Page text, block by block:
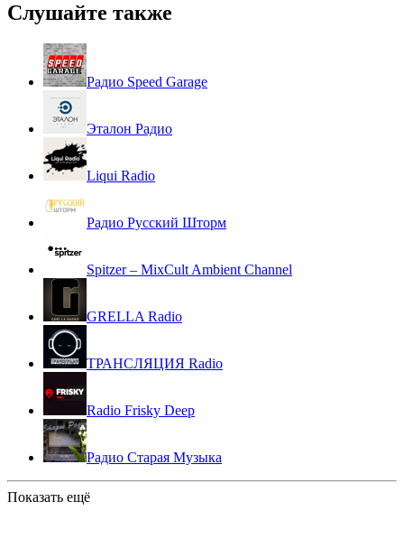
Слушайте также
Радио Speed Garage
Эталон Радио
Liqui Radio
Радио Русский Шторм
Spitzer – MixCult Ambient Channel
GRELLA Radio
ТРАНСЛЯЦИЯ Radio
Radio Frisky Deep
Радио Старая Музыка
Показать ещё